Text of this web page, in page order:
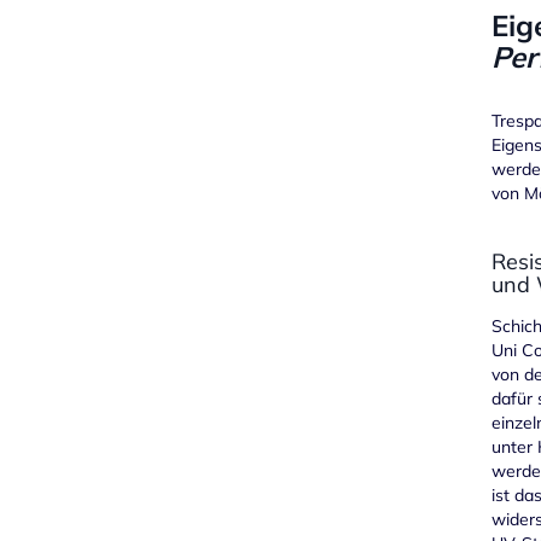
von
und
Uni
von
dafür
unter
ist